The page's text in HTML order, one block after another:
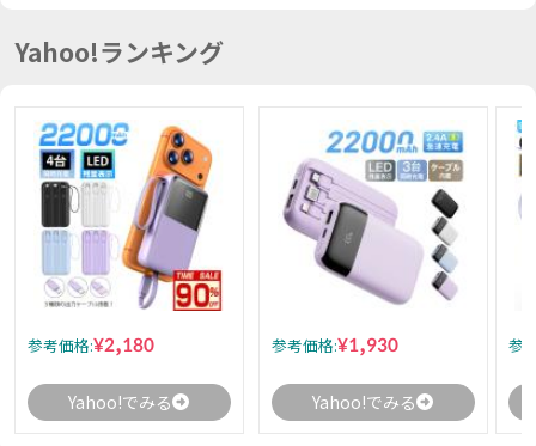
Yahoo!ランキング
参考価格:¥2,180
Yahoo!でみる
参考価格:¥1,930
Yahoo!でみる
参